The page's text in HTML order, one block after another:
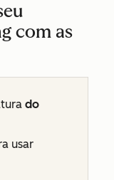
com as
do
usar